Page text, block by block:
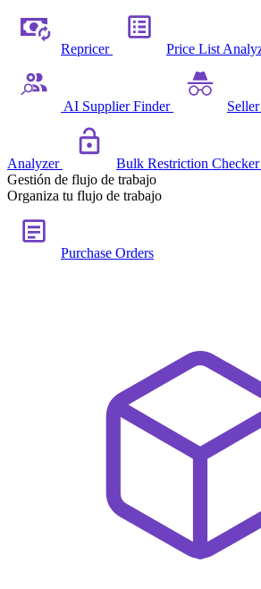
Repricer Price List
AI Supplier Finder
Analyzer Bulk Restriction Checker
Gestión de flujo de trabajo
Organiza tu flujo de trabajo
Purchase Orders